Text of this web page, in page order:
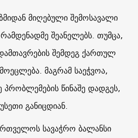
მიღებული შემოსავალი
შეანელებს. თუმცა,
შემდეგ ქართულ
მაგრამ საეჭვოა,
წინაშე დადგეს,
განიცდიან.
სავაჭრო ბალანსი